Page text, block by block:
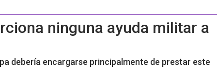
ninguna ayuda militar a
debería encargarse principalmente de prestar este